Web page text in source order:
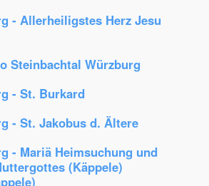
- Allerheiligstes Herz Jesu
Steinbachtal Würzburg
- St. Burkard
- St. Jakobus d. Ältere
- Mariä Heimsuchung und
(Käppele)